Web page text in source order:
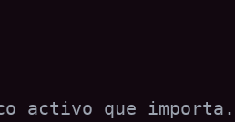
activo que importa.